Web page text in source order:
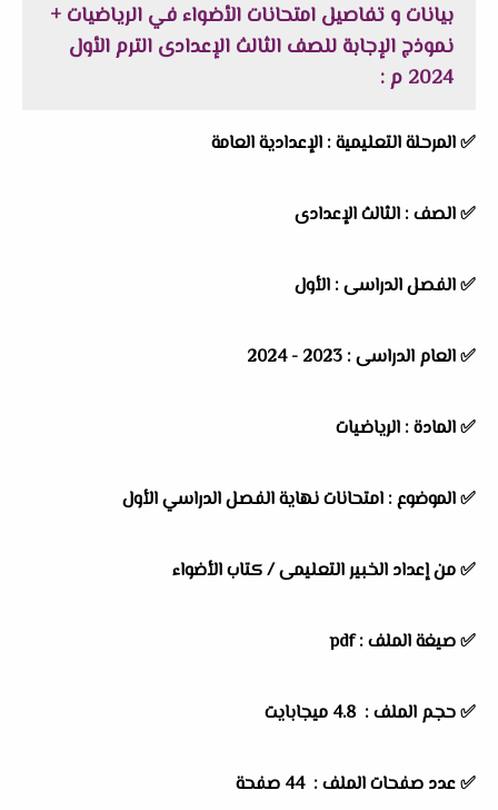
بيانات و تفاصيل امتحانات الأضواء في الرياضيات +
نموذج الإجابة للصف الثالث الإعدادى الترم الأول
2024 م :
✅ المرحلة التعليمية : الإعدادية العامة
✅ الصف : الثالث الإعدادى
✅ الفصل الدراسى : الأول
✅ العام الدراسى : 2023 - 2024
✅ المادة : الرياضيات
✅ الموضوع : امتحانات نهاية الفصل الدراسي الأول
✅ من إعداد الخبير التعليمى /كتاب الأضواء
✅ صيغة الملف : pdf
✅ حجم الملف : 4.8 ميجابايت
✅ عدد صفحات الملف : 44 صفحة